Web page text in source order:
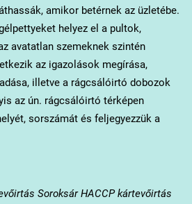
amikor betérnek az üzletébe.
helyez el a pultok,
avatatlan szemeknek szintén
az igazolások megírása,
illetve a rágcsálóirtó dobozok
az ún. rágcsálóirtó térképen
sorszámát és feljegyezzük a
Soroksár HACCP kártevőirtás